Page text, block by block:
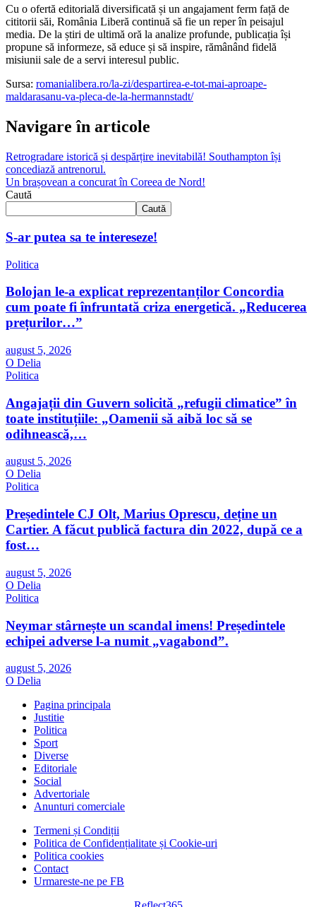
Cu o ofertă editorială diversificată și un angajament ferm față de
cititorii săi, România Liberă continuă să fie un reper în peisajul
media. De la știri de ultimă oră la analize profunde, publicația își
propune să informeze, să educe și să inspire, rămânând fidelă
misiunii sale de a servi interesul public.
Sursa: romanialibera.ro/la-zi/despartirea-e-tot-mai-aproape-
maldarasanu-va-pleca-de-la-hermannstadt/
Navigare în articole
Retrogradare istorică și despărțire inevitabilă! Southampton își
concediază antrenorul.
Un brașovean a concurat în Coreea de Nord!
Caută
Caută
S-ar putea sa te intereseze!
Politica
Bolojan le-a explicat reprezentanților Concordia
cum poate fi înfruntată criza energetică. „Reducerea
prețurilor…”
august 5, 2026
O Delia
Politica
Angajații din Guvern solicită „refugii climatice” în
toate instituțiile: „Oamenii să aibă loc să se
odihnească,…
august 5, 2026
O Delia
Politica
Președintele CJ Olt, Marius Oprescu, deține un
Cartier. A făcut publică factura din 2022, după ce a
fost…
august 5, 2026
O Delia
Politica
Neymar stârnește un scandal imens! Președintele
echipei adverse l-a numit „vagabond”.
august 5, 2026
O Delia
Pagina principala
Justitie
Politica
Sport
Diverse
Editoriale
Social
Advertoriale
Anunturi comerciale
Termeni și Condiții
Politica de Confidențialitate și Cookie-uri
Politica cookies
Contact
Urmareste-ne pe FB